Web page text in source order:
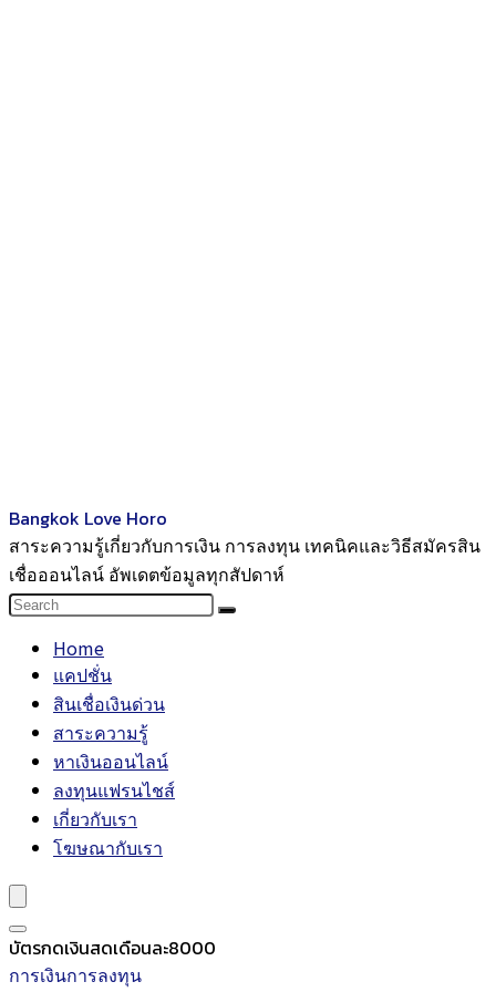
Bangkok Love Horo
สาระความรู้เกี่ยวกับการเงิน การลงทุน เทคนิคและวิธีสมัครสิน
เชื่อออนไลน์ อัพเดตข้อมูลทุกสัปดาห์
Home
แคปชั่น
สินเชื่อเงินด่วน
สาระความรู้
หาเงินออนไลน์
ลงทุนแฟรนไชส์
เกี่ยวกับเรา
โฆษณากับเรา
บัตรกดเงินสดเดือนละ8000
การเงินการลงทุน